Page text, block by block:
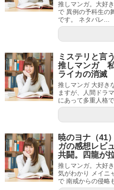
推しマンガ。大好
で 異例の予科生の
です。 ネタバレ...
ミステリと
推しマンガ 私
ライカの消滅
推しマンガ 大好き
ますが、人間ドラ
にあって多重人格
暁のヨナ（
ガの感想レビ
共闘。四龍が
推しマンガ。大好
気がわかり メイニ
で 南戒からの侵略